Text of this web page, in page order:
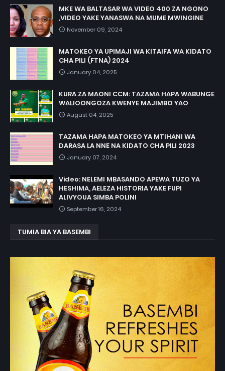
MKE WA BALTASAR WA VIDEO 400 ZA NGONO
,VIDEO YAKE YANASWA NA MUME MWINGINE
November 09, 2024
MATOKEO YA UPIMAJI WA KITAIFA WA KIDATO
CHA PILI (FTNA) 2024
January 04, 2025
KURA ZA MAONI CCM: TAZAMA HAPA WABUNGE
WALIOONGOZA KWENYE MAJIMBO YAO
August 04, 2025
TAZAMA HAPA MATOKEO YA MTIHANI WA
DARASA LA NNE NA KIDATO CHA PILI 2023
January 07, 2024
Video: NELEMI MBASANDO APEWA TUZO YA
HESHIMA, AELEZA HISTORIA YAKE FUPI
ALIVYOUA SIMBA POLINI
September 16, 2024
TUMIA BIA YA BASEMBI